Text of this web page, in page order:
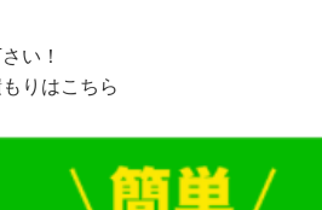
い！
りはこちら